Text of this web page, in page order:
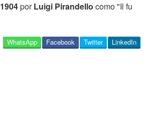
1904porLuigi Pirandello como "Il fu
LinkedIn
Twitter
Facebook
WhatsApp